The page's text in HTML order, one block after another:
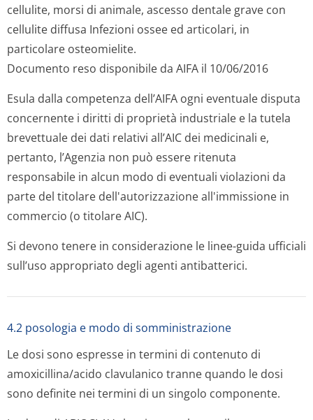
cellulite, morsi di animale, ascesso dentale grave con
cellulite diffusa Infezioni ossee ed articolari, in
particolare osteomielite.
Documento reso disponibile da AIFA il 10/06/2016
Esula dalla competenza dell’AIFA ogni eventuale disputa
concernente i diritti di proprietà industriale e la tutela
brevettuale dei dati relativi all’AIC dei medicinali e,
pertanto, l’Agenzia non può essere ritenuta
responsabile in alcun modo di eventuali violazioni da
parte del titolare dell'autorizzazione all'immissione in
commercio (o titolare AIC).
Si devono tenere in considerazione le linee-guida ufficiali
sull’uso appropriato degli agenti antibatterici.
4.2 posologia e modo di somministrazione
Le dosi sono espresse in termini di contenuto di
amoxicillina/acido clavulanico tranne quando le dosi
sono definite nei termini di un singolo componente.